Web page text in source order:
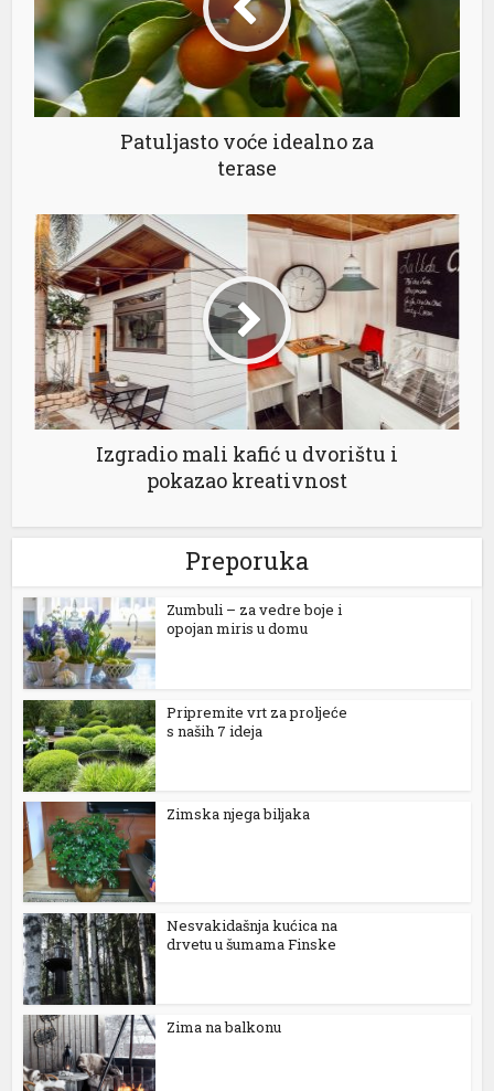
Patuljasto voće idealno za
terase
Izgradio mali kafić u dvorištu i
pokazao kreativnost
Preporuka
Zumbuli – za vedre boje i
opojan miris u domu
Pripremite vrt za proljeće
s naših 7 ideja
Zimska njega biljaka
Nesvakidašnja kućica na
drvetu u šumama Finske
Zima na balkonu